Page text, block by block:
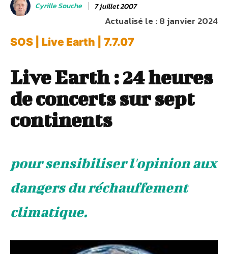
Cyrille Souche 7 juillet 2007
Actualisé le :8 janvier 2024
SOS | Live Earth | 7.7.07
Live Earth : 24 heures
de concerts sur sept
continents
pour sensibiliser l'opinion aux
dangers du réchauffement
climatique.